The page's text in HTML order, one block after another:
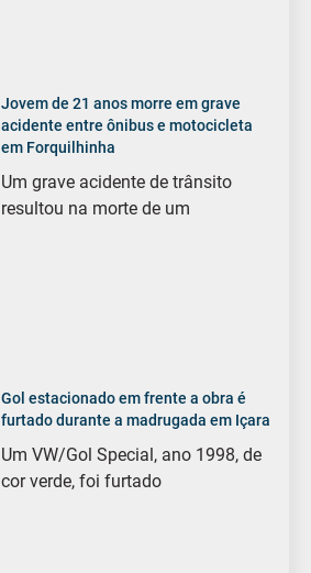
Jovem de 21 anos morre em grave
acidente entre ônibus e motocicleta
em Forquilhinha
Um grave acidente de trânsito
resultou na morte de um
Gol estacionado em frente a obra é
furtado durante a madrugada em Içara
Um VW/Gol Special, ano 1998, de
cor verde, foi furtado